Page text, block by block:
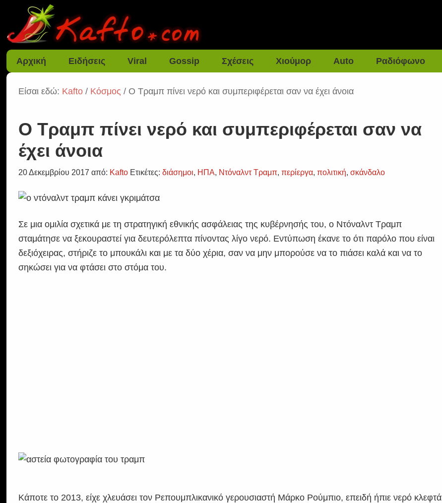
Αρχική Ειδήσεις Viral Gossip Σχέσεις Χιούμορ Auto Ραδιόφωνο
Είσαι εδώ: Kafto / Κόσμος / Ο Τραμπ πίνει νερό και συμπεριφέρεται σαν να έχει άνοια
Ο Τραμπ πίνει νερό και συμπεριφέρεται σαν να
έχει άνοια
20 Δεκεμβρίου 2017 από: Kafto Ετικέτες:διάσημοι, ΗΠΑ, Ντόναλντ Τραμπ,περίεργα,πολιτική,σκάνδαλο
Σε μια ομιλία σχετικά με τη στρατηγική εθνικής ασφάλειας της κυβέρνησής του, ο Ντόναλντ Τραμπ
σταμάτησε να ξεκουραστεί για δευτερόλεπτα πίνοντας λίγο νερό. Εντύπωση έκανε το ότι παρόλο που είναι
δεξιόχειρας, στήριζε το μπουκάλι και με τα δύο χέρια, σαν να μην μπορούσε να το πιάσει καλά και να το
σηκώσει για να φτάσει στο στόμα του.
Κάποτε το 2013, είχε χλευάσει τον Ρεπουμπλικανικό γερουσιαστή Μάρκο Ρούμπιο, επειδή ήπιε νερό κλεφτά